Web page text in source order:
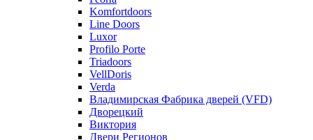
Komfortdoors
Line Doors
Luxor
Profilo Porte
Triadoors
VellDoris
Verda
Владимирская Фабрика дверей (VFD)
Дворецкий
Виктория
Двери Регионов